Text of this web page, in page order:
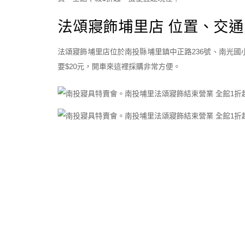
法頌寢飾埔里店 位置、交通
法頌寢飾埔里店位於南投縣埔里鎮中正路236號、南光
要$20元，開車來這裡採購非常方便。